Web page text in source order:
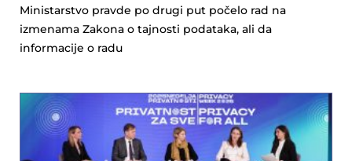
Ministarstvo pravde po drugi put počelo rad na
izmenama Zakona o tajnosti podataka, ali da
informacije o radu